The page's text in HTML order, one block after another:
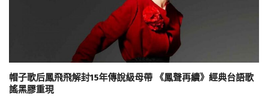
帽子歌后鳳飛飛解封15年傳說級母帶 《鳳聲再續》經典台語歌
謠黑膠重現